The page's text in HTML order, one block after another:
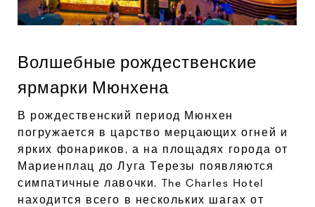
Волшебные рождественские
ярмарки Мюнхена
В рождественский период Мюнхен
погружается в царство мерцающих огней и
ярких фонариков, а на площадях города от
Мариенплац до Луга Терезы появляются
симпатичные лавочки. The Charles Hotel
находится всего в нескольких шагах от